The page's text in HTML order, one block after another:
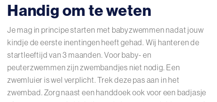
Handig om te weten
Je mag in principe starten met babyzwemmen nadat jouw
kindje de eerste inentingen heeft gehad. Wij hanteren de
startleeftijd van 3 maanden. Voor baby- en
peuterzwemmen zijn zwembandjes niet nodig. Een
zwemluier is wel verplicht. Trek deze pas aan in het
zwembad. Zorg naast een handdoek ook voor een badjasje